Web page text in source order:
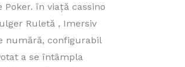
în viață cassino
Ruletă , Imersiv
numără, configurabil
a se întâmpla